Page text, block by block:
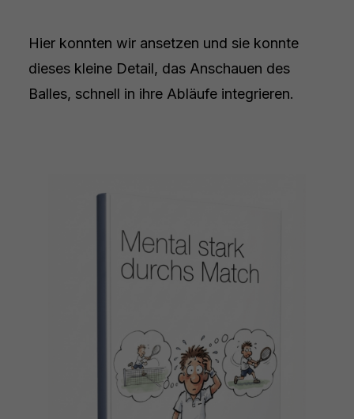
Hier konnten wir ansetzen und sie konnte
dieses kleine Detail, das Anschauen des
Balles, schnell in ihre Abläufe integrieren.